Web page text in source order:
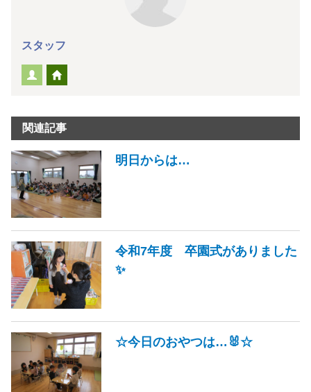
スタッフ
関連記事
明日からは…
令和7年度 卒園式がありました
✨
☆今日のおやつは…🐰☆